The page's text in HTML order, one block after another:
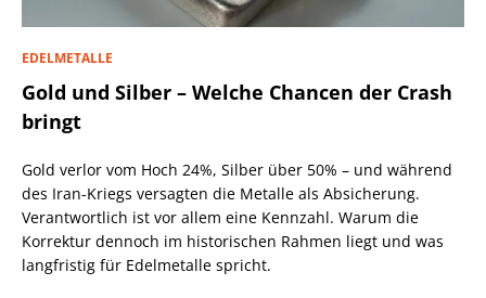
EDELMETALLE
Gold und Silber – Welche Chancen der Crash
bringt
Gold verlor vom Hoch 24%, Silber über 50% – und während
des Iran-Kriegs versagten die Metalle als Absicherung.
Verantwortlich ist vor allem eine Kennzahl. Warum die
Korrektur dennoch im historischen Rahmen liegt und was
langfristig für Edelmetalle spricht.